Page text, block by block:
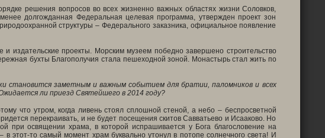
решения вопросов во всех жизненно важных областях жизни Соловков,
долгожданная Федеральная целевая программа, утвержден проект зон
структуры – Федерального заказника, официальное появление
издательские проекты. Морским музеем победно завершено строительство
бухты Благополучия стала пешеходной зоной. Монастырь стал жить по
становится заметным и важным событием для братии, паломников и всех
ли приезд Святейшего в 2014 году?
что утром, когда ливень стоял сплошной стеной, а небо – беспросветной
перекраивать, и не будет посещения скитов Савватьево и Исааково. Но
при освящении храма, в которой испрашивается у Бога благословение на
этот-то самый момент храм буквально утонул в потопе солнечного света! И